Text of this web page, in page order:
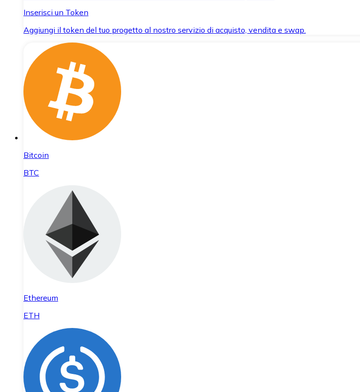
Inserisci un Token
Aggiungi il token del tuo progetto al nostro servizio di acquisto, vendita e swap.
Bitcoin
BTC
Ethereum
ETH